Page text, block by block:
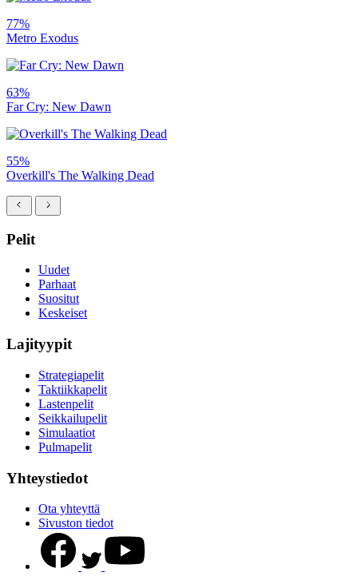
77%
Metro Exodus
63%
Far Cry: New Dawn
55%
Overkill's The Walking Dead
Pelit
Uudet
Parhaat
Suositut
Keskeiset
Lajityypit
Strategiapelit
Taktiikkapelit
Lastenpelit
Seikkailupelit
Simulaatiot
Pulmapelit
Yhteystiedot
Ota yhteyttä
Sivuston tiedot